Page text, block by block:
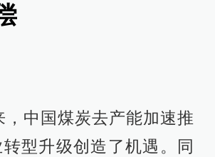
，中国煤炭去产能加速推
型升级创造了机遇。同